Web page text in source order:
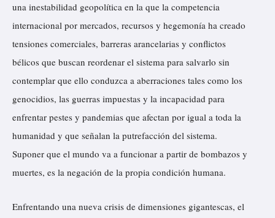
una inestabilidad geopolítica en la que la competencia
internacional por mercados, recursos y hegemonía ha creado
tensiones comerciales, barreras arancelarias y conflictos
bélicos que buscan reordenar el sistema para salvarlo sin
contemplar que ello conduzca a aberraciones tales como los
genocidios, las guerras impuestas y la incapacidad para
enfrentar pestes y pandemias que afectan por igual a toda la
humanidad y que señalan la putrefacción del sistema.
Suponer que el mundo va a funcionar a partir de bombazos y
muertes, es la negación de la propia condición humana.
Enfrentando una nueva crisis de dimensiones gigantescas, el